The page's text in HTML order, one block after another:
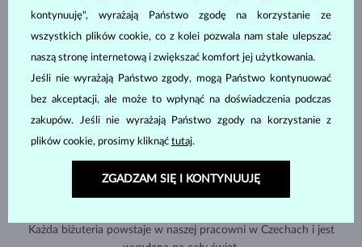
RĘCZNIE WYKONYWANA W PRADZE
Każda biżuteria powstaje w naszej pracowni w Czechach i jest
kontynuuję", wyrażają Państwo zgodę na korzystanie ze
wszystkich plików cookie, co z kolei pozwala nam stale ulepszać
naszą stronę internetową i zwiększać komfort jej użytkowania.
Jeśli nie wyrażają Państwo zgody, mogą Państwo kontynuować
bez akceptacji, ale może to wpłynąć na doświadczenia podczas
zakupów. Jeśli nie wyrażają Państwo zgody na korzystanie z
plików cookie, prosimy kliknąć tutaj.
ZGADZAM SIĘ I KONTYNUUJĘ